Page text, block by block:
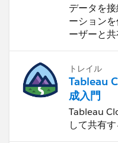
ンをはじ
データを
ーション
ーザーと共
トレイル
Tableau
成入門
Tableau
して共有